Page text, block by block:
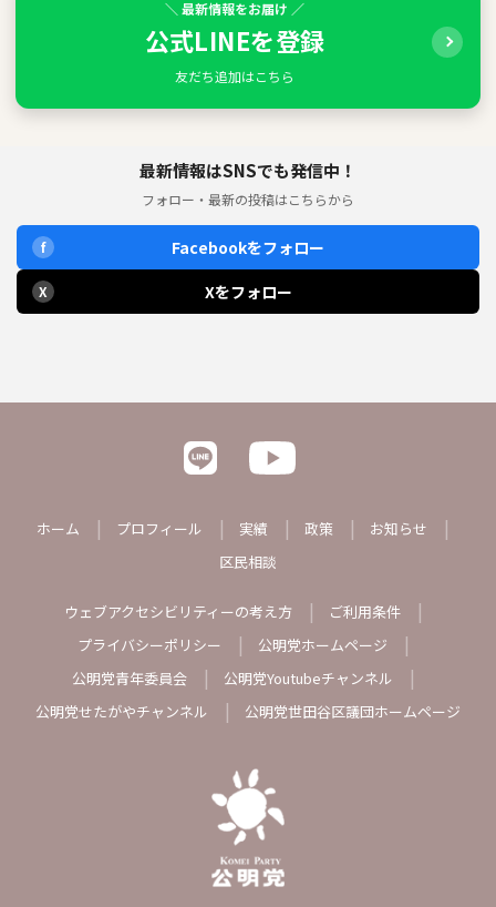
＼ 最新情報をお届け ／
公式LINEを登録
友だち追加はこちら
最新情報はSNSでも発信中！
フォロー・最新の投稿はこちらから
f Facebookをフォロー
X Xをフォロー
ホーム プロフィール 実績 政策
お知らせ
区民相談
ウェブアクセシビリティーの考え方
ご利用条件
プライバシーポリシー
公明党ホームページ
公明党青年委員会
公明党Youtubeチャンネル
公明党せたがやチャンネル
公明党世田谷区議団ホームページ